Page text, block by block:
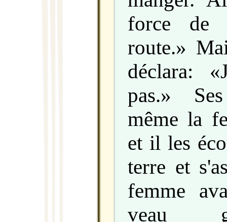
force de
route.»
déclara:
pas.»
même la
et il les
terre et
femme
veau